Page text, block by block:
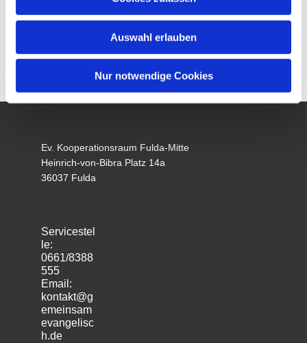
Auswahl erlauben
Nur notwendige Cookies
Ev. Kooperationsraum Fulda-Mitte
Heinrich-von-Bibra Platz 14a
36037 Fulda
Servicestel
le:
0661/8388
555
Email:
kontakt@g
emeinsam
evangelisc
h.de